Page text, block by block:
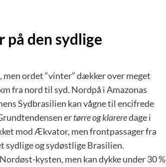
på den sydlige
ordet “vinter” dækker over meget
fra nord til syd. Nordpå i Amazonas
Sydbrasilien kan vågne til encifrede
ertørre og klareredage i
mod Ækvator, men frontpassager fra
sydlige og sydøstlige Brasilien.
kysten, men kan dykke under 30 %